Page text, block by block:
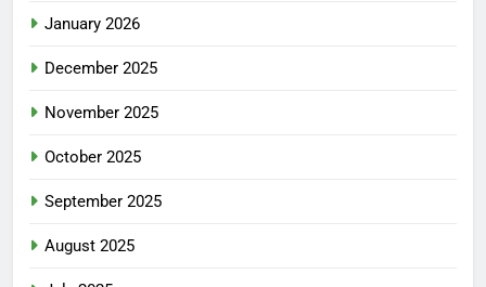
January 2026
December 2025
November 2025
October 2025
September 2025
August 2025